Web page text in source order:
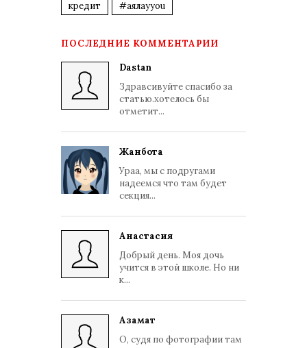
кредит
#аялауyou
ПОСЛЕДНИЕ КОММЕНТАРИИ
Dastan
Здравсивуйте спасибо за
статью.хотелось бы
отметит...
Жанбота
Ураа, мы с подругами
надеемся что там будет
секция...
Анастасия
Добрый день. Моя дочь
учится в этой школе. Но ни
к...
Азамат
О, судя по фотографии там